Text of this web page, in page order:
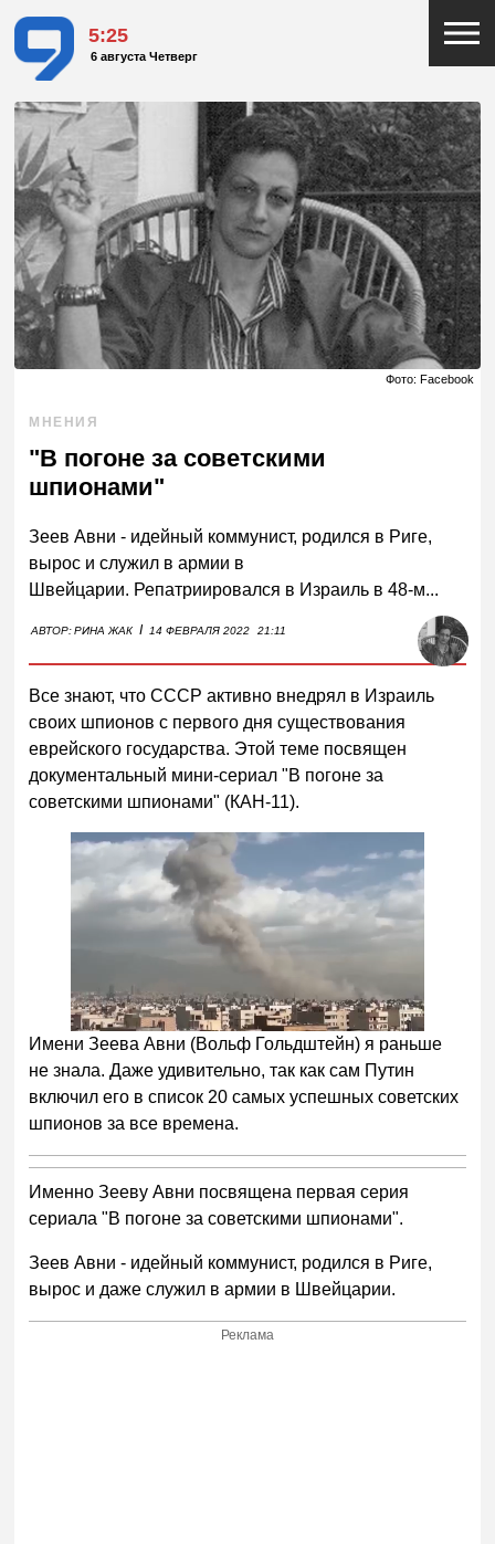
5:25
6 августа Четверг
Фото: Facebook
МНЕНИЯ
"В погоне за советскими
шпионами"
Зеев Авни - идейный коммунист, родился в Риге,
вырос и служил в армии в
Швейцарии. Репатриировался в Израиль в 48-м...
АВТОР:РИНА ЖАК I 14 ФЕВРАЛЯ 2022 21:11
Все знают, что СССР активно внедрял в Израиль
своих шпионов с первого дня существования
еврейского государства. Этой теме посвящен
документальный мини-сериал "В погоне за
советскими шпионами" (КАН-11).
Имени Зеева Авни (Вольф Гольдштейн) я раньше
не знала. Даже удивительно, так как сам Путин
включил его в список 20 самых успешных советских
шпионов за все времена.
Именно Зееву Авни посвящена первая серия
сериала "В погоне за советскими шпионами".
Зеев Авни - идейный коммунист, родился в Риге,
вырос и даже служил в армии в Швейцарии.
Реклама